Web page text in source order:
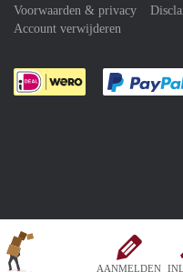
AANMELDEN
Voorwaarden & privacy
Account verwijderen